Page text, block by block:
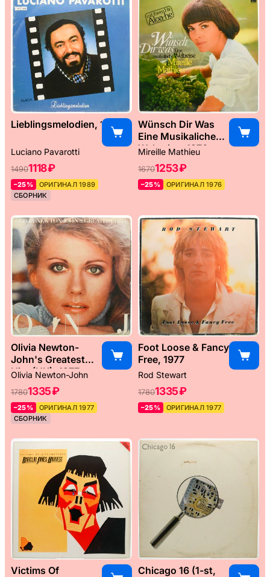
Lieblingsmelodien, 1989
Luciano Pavarotti
14901118 ₽
–25%
ОРИГИНАЛ 1989
СБОРНИК
Wünsch Dir Was
Eine Musikaliche
Weltreise, 1976
Mireille Mathieu
16701253 ₽
–25% ОРИГИНАЛ 1976
Olivia Newton-
John's Greatest
Hits (UK), 1977
Olivia Newton-John
17801335 ₽
–25%
ОРИГИНАЛ 1977
СБОРНИК
Foot Loose & Fancy
Free, 1977
Rod Stewart
17801335 ₽
–25% ОРИГИНАЛ 1977
Victims Of
Chicago 16 (1-st,